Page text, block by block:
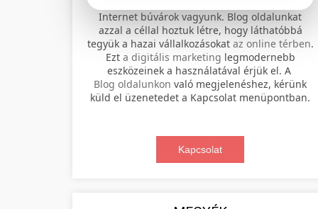
roller szervíz
+
Professional electric scooter repair and
maintenance services. Expert
technicians provide quality service for
all major brands and models.
scooter repair shop
📊 2. online marketing
ügynökség
+
services including SEO, social media
management, and digital advertising.
🛴 3. legjobb elektromos
Internet búvárok vagyunk. Blog oldalunkat
azzal a céllal hoztuk létre, hogy láthatóbbá
tegyük a hazai vállalkozásokat az online térben.
Ezt a digitális marketing legmodernebb
eszközeinek a használatával érjük el. A
Blog oldalunkon való megjelenéshez, kérünk
küld el üzenetedet a Kapcsolat menüpontban.
Kapcsolat